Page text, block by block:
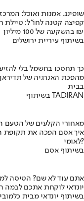
שופינג, אמנות ואוכל:
קפיצה קטנה לחו"ל: טיילת
בהשקעה של 100 מיליון ₪
בשיתוף עיריית ירושלים
כך תחסכו בחשמל בלי להזיע
מהפכת האנרגיה של
בבית
בשיתוף TADIRAN
מאחורי הקלעים של הטעם
לאומי?
בשיתוף אסם
אתם עוד לא שם? הטיסה
יונדאי לוקחת אתכם לבמה
בשיתוף יונדאי מבית